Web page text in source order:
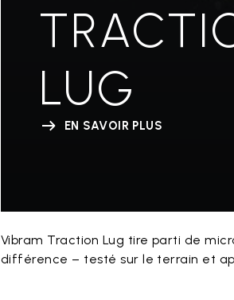
LUG
EN SAVOIR PLUS
Vibram Traction Lug tire parti de
différence – testé sur le terrain et